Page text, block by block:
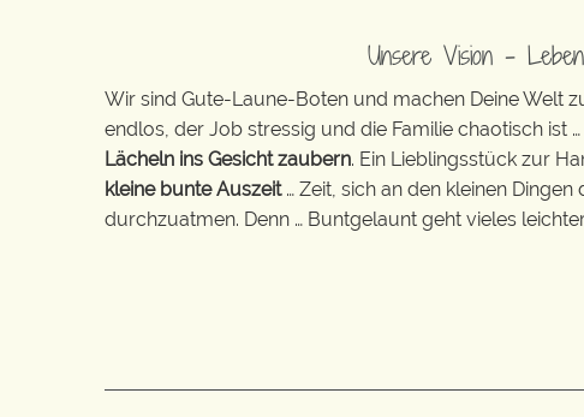
Unsere Vision –
Wir sind Gute-Laune-Boten und machen Deine Welt
endlos, der Job stressig und die Familie chaotisch ist
Lächeln ins Gesicht zaubern. Ein Lieblingsstück zur
kleine bunte Auszeit… Zeit, sich an den kleinen
durchzuatmen. Denn … Buntgelaunt geht vieles